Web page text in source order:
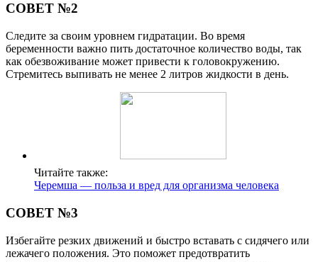
СОВЕТ №2
Следите за своим уровнем гидратации. Во время
беременности важно пить достаточное количество воды, так
как обезвоживание может привести к головокружению.
Стремитесь выпивать не менее 2 литров жидкости в день.
Читайте также:
Черемша — польза и вред для организма человека
СОВЕТ №3
Избегайте резких движений и быстро вставать с сидячего или
лежачего положения. Это поможет предотвратить